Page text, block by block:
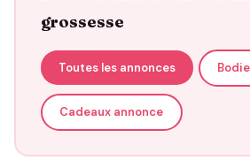
grossesse
Toutes les annonces
Cadeaux annonce